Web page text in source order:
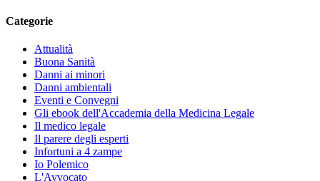
Categorie
Attualità
Buona Sanità
Danni ai minori
Danni ambientali
Eventi e Convegni
Gli ebook dell'Accademia della Medicina Legale
Il medico legale
Il parere degli esperti
Infortuni a 4 zampe
Io Polemico
L'Avvocato